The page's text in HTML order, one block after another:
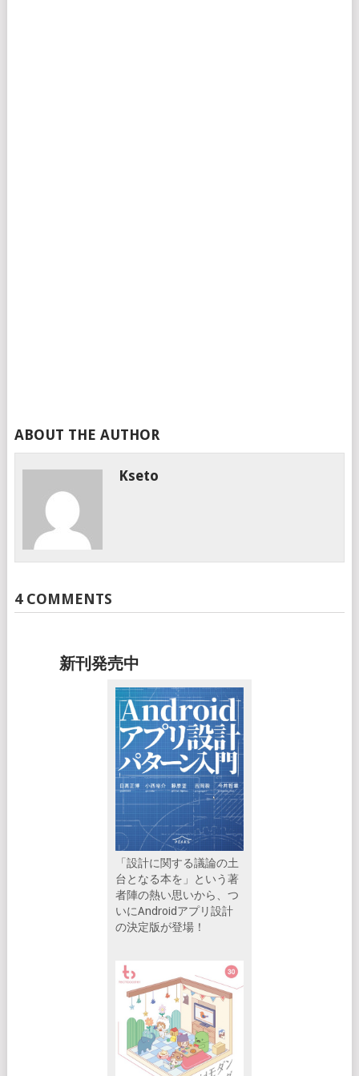
ABOUT THE AUTHOR
Kseto
4 COMMENTS
新刊発売中
「設計に関する議論の土
台となる本を」という著
者陣の熱い思いから、つ
いにAndroidアプリ設計
の決定版が登場！